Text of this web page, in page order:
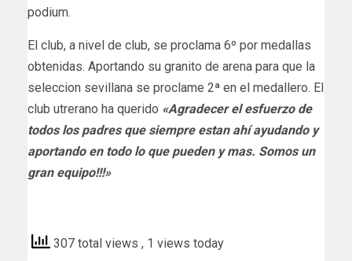
podium.
El club, a nivel de club, se proclama 6º por medallas
obtenidas. Aportando su granito de arena para que la
seleccion sevillana se proclame 2ª en el medallero. El
club utrerano ha querido «Agradecer el esfuerzo de
todos los padres que siempre estan ahí ayudando y
aportando en todo lo que pueden y mas. Somos un
gran equipo!!!»
307 total views , 1 views today